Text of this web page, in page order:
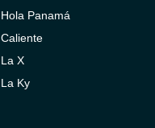
Hola Panamá
Caliente
La X
La Ky